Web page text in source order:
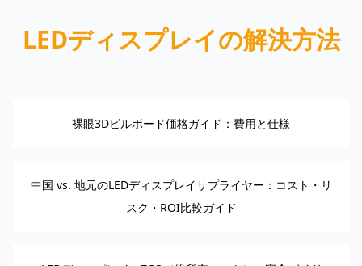
LEDディスプレイの解決方法
裸眼3Dビルボード価格ガイド：費用と仕様
中国 vs. 地元のLEDディスプレイサプライヤー：コスト・リ
スク・ROI比較ガイド